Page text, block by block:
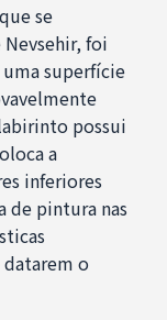
se
foi
superfície
possui
a
inferiores
de pintura nas
o